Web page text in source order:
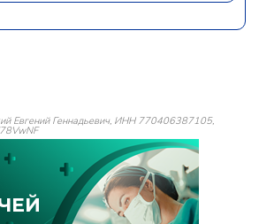
Евгений Геннадьевич, ИНН 770406387105,